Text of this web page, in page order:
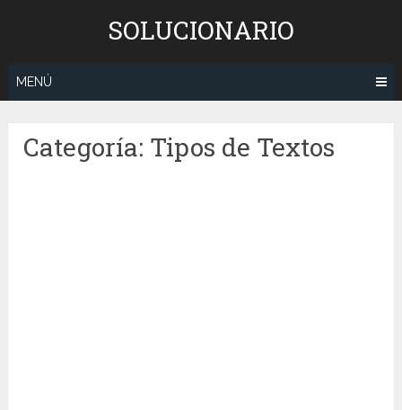
SOLUCIONARIO
MENÚ
Categoría: Tipos de Textos